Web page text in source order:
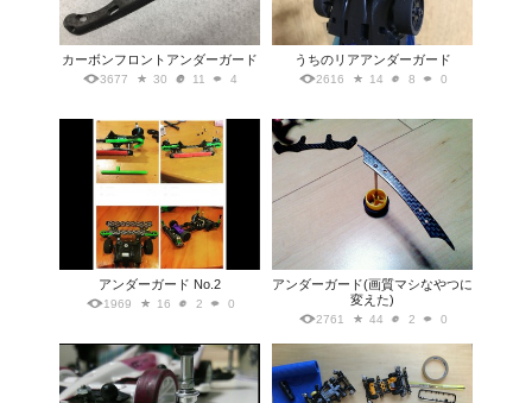
カーボンフロントアンダーガード
3677 30 11 4
うちのリアアンダーガード
2616 14 8 0
アンダーガード No.2
1969 16 2 0
アンダーガード(画質マシなやつに
変えた)
2761 44 2 0